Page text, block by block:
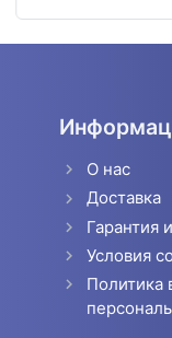
О нас
Доставка
Гарантия
Условия
Политика